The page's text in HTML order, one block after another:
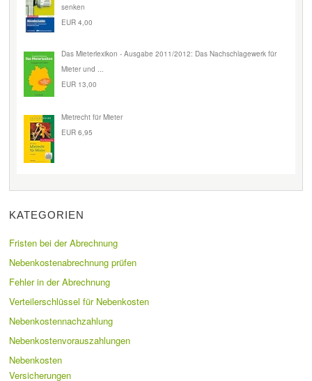
senken
EUR 4,00
Das Mieterlexikon - Ausgabe 2011/2012: Das Nachschlagewerk für
Mieter und ...
EUR 13,00
Mietrecht für Mieter
EUR 6,95
KATEGORIEN
Fristen bei der Abrechnung
Nebenkostenabrechnung prüfen
Fehler in der Abrechnung
Verteilerschlüssel für Nebenkosten
Nebenkostennachzahlung
Nebenkostenvorauszahlungen
Nebenkosten
Versicherungen